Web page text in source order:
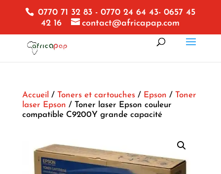
0770 71 32 83 - 0770 24 64 43- 0657 45
42 16
contact@africapap.com
Accueil / Toners et cartouches/ Epson / Toner
laser Epson / Toner laser Epson couleur
compatible C9200Y grande capacité